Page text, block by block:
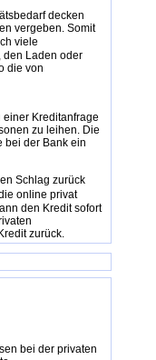
decken
vergeben. Somit
viele
den Laden oder
die von
Kreditanfrage
zu leihen. Die
bei der Bank ein
Schlag zurück
online privat
den Kredit sofort
zurück.
bei der privaten